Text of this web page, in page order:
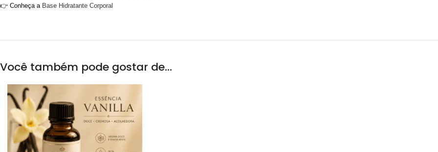
👉 Conheça a Base Hidratante Corporal
Você também pode gostar de…